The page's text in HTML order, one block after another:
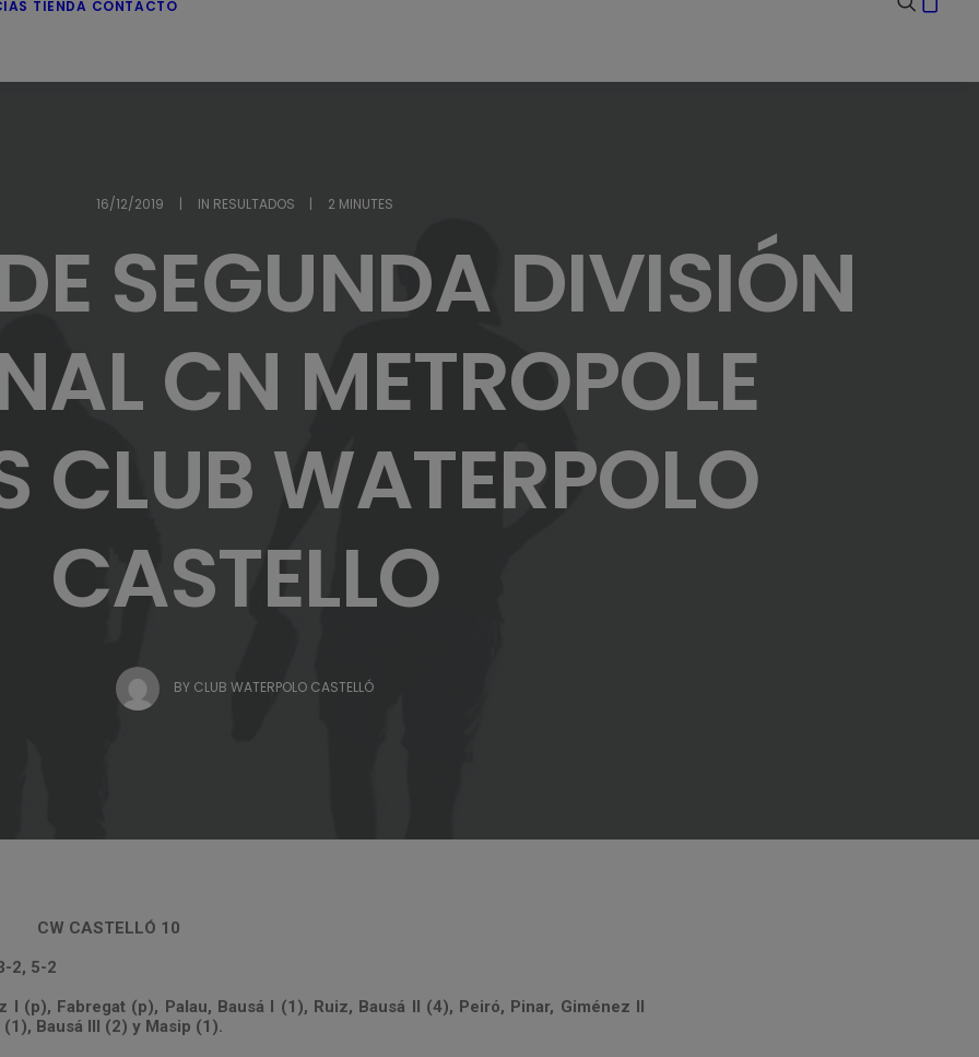
TIENDA CONTACTO
16/12/2019 | IN RESULTADOS | 2 MINUTES
SEGUNDA DIVISIÓN
CN METROPOLE
CLUB WATERPOLO
CASTELLO
BY CLUB WATERPOLO CASTELLÓ
CW CASTELLÓ 10
2, 5-2
I (p), Fabregat (p), Palau, Bausá I (1), Ruiz, Bausá II (4), Peiró, Pinar, Giménez II
Bausá III (2) y Masip (1).